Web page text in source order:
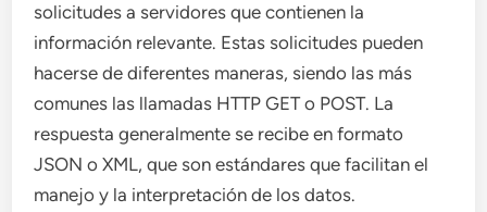
solicitudes a servidores que contienen la
información relevante. Estas solicitudes pueden
hacerse de diferentes maneras, siendo las más
comunes las llamadas HTTP GET o POST. La
respuesta generalmente se recibe en formato
JSON o XML, que son estándares que facilitan el
manejo y la interpretación de los datos.